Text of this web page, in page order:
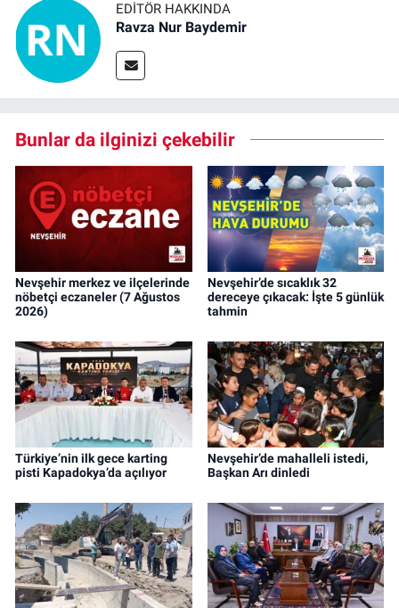
EDITÖR HAKKINDA
Ravza Nur Baydemir
Bunlar da ilginizi çekebilir
Nevşehir merkez ve ilçelerinde
nöbetçi eczaneler (7 Ağustos
2026)
Nevşehir’de sıcaklık 32
dereceye çıkacak: İşte 5 günlük
tahmin
Türkiye’nin ilk gece karting
pisti Kapadokya’da açılıyor
Nevşehir’de mahalleli istedi,
Başkan Arı dinledi